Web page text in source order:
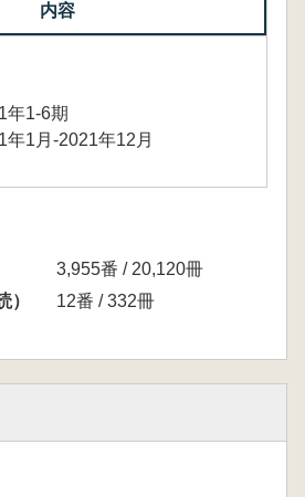
内容
年1-6期
年1月-2021年12月
3,955番 / 20,120冊
）
12番 / 332冊